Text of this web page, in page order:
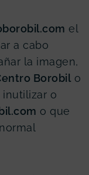
el
a cabo
la imagen,
Borobil o
inutilizar o
.com o que